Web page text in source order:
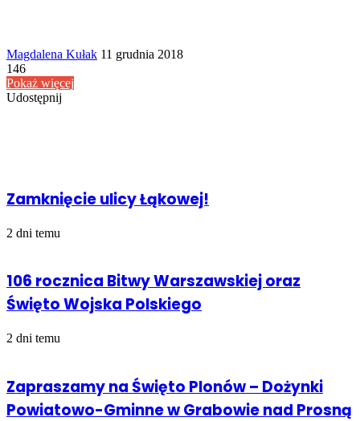
Magdalena Kułak Send
11 grudnia 2018
146
Pokaż więcej
Udostępnij
Zamknięcie ulicy Łąkowej!
2 dni temu
106 rocznica Bitwy Warszawskiej oraz
Święto Wojska Polskiego
2 dni temu
Zapraszamy na Święto Plonów – Dożynki
Powiatowo-Gminne w Grabowie nad Prosną